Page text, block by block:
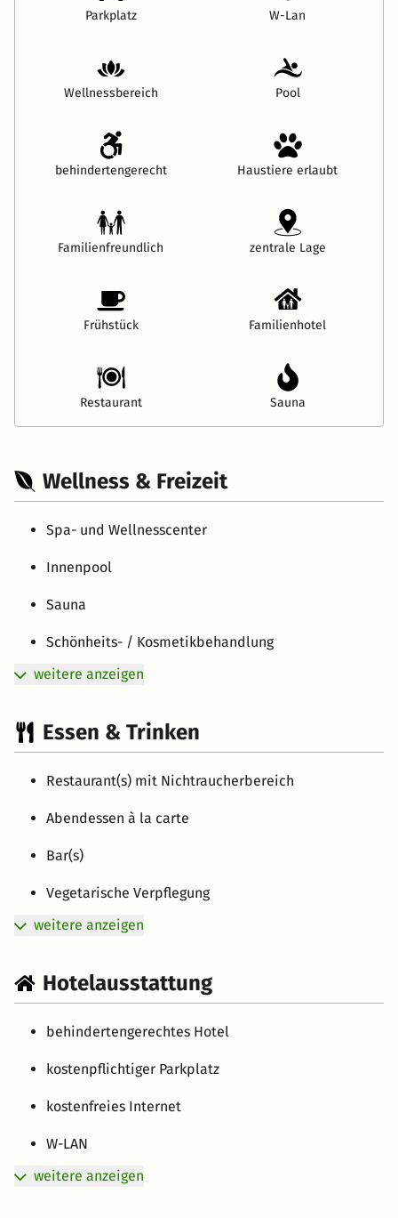
Parkplatz W-Lan
Wellnessbereich Pool
behindertengerecht Haustiere erlaubt
Familienfreundlich zentrale Lage
Frühstück Familienhotel
Restaurant Sauna
Wellness & Freizeit
Spa- und Wellnesscenter
Innenpool
Sauna
Schönheits- / Kosmetikbehandlung
weitere anzeigen
Essen & Trinken
Restaurant(s) mit Nichtraucherbereich
Abendessen à la carte
Bar(s)
Vegetarische Verpflegung
weitere anzeigen
Hotelausstattung
behindertengerechtes Hotel
kostenpflichtiger Parkplatz
kostenfreies Internet
W-LAN
weitere anzeigen